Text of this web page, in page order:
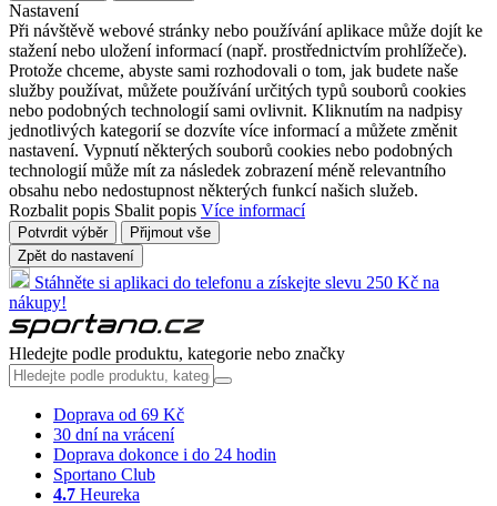
Nastavení
Při návštěvě webové stránky nebo používání aplikace může dojít ke
stažení nebo uložení informací (např. prostřednictvím prohlížeče).
Protože chceme, abyste sami rozhodovali o tom, jak budete naše
služby používat, můžete používání určitých typů souborů cookies
nebo podobných technologií sami ovlivnit. Kliknutím na nadpisy
jednotlivých kategorií se dozvíte více informací a můžete změnit
nastavení. Vypnutí některých souborů cookies nebo podobných
technologií může mít za následek zobrazení méně relevantního
obsahu nebo nedostupnost některých funkcí našich služeb.
Rozbalit popis Sbalit popis Více informací
Potvrdit výběr
Přijmout vše
Zpět do nastavení
Stáhněte si aplikaci do telefonu a získejte slevu 250 Kč na
nákupy!
Hledejte podle produktu, kategorie nebo značky
Doprava od 69 Kč
30 dní na vrácení
Doprava dokonce i do 24 hodin
Sportano Club
4.7 Heureka